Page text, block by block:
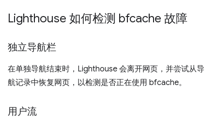
Lighthouse 如何检测 bfcache 故障
独立导航栏
在单独导航结束时，Lighthouse 会离开网页，并尝试从导
航记录中恢复网页，以检测是否正在使用 bfcache。
用户流